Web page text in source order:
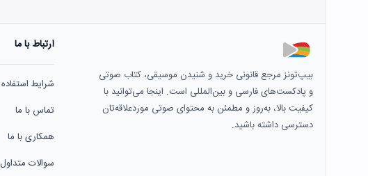
بیپ‌تونز مرجع قانونی خرید و شنیدن موسیقی، کتاب صوتی
و پادکست‌های فارسی و بین‌المللی است. اینجا می‌توانید با
کیفیت بالا، به‌روز و مطمئن به محتوای صوتی موردعلاقه‌تان
دسترسی داشته باشید.
ارتباط با ما
شرایط استفاده
تماس با ما
همکاری با ما
سوالات متداول